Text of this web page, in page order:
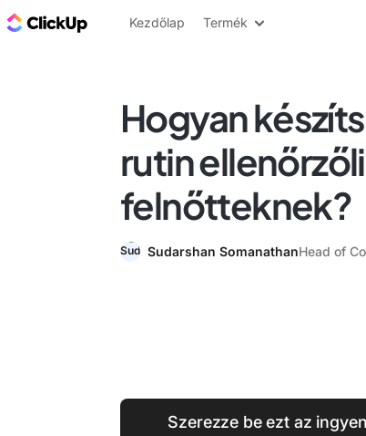
ClickUp blog
Kezdőlap Termék
Hogyan
rutin
felnőtteknek?
Sudarshan SomanathanHead of
Szerezze be ezt az